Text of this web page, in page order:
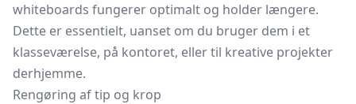
whiteboards fungerer optimalt og holder længere.
Dette er essentielt, uanset om du bruger dem i et
klasseværelse, på kontoret, eller til kreative projekter
derhjemme.
Rengøring af tip og krop